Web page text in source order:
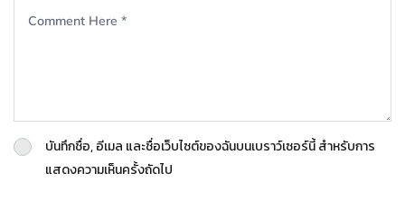
บันทึกชื่อ, อีเมล และชื่อเว็บไซต์ของฉันบนเบราว์เซอร์นี้ สำหรับการ
แสดงความเห็นครั้งถัดไป